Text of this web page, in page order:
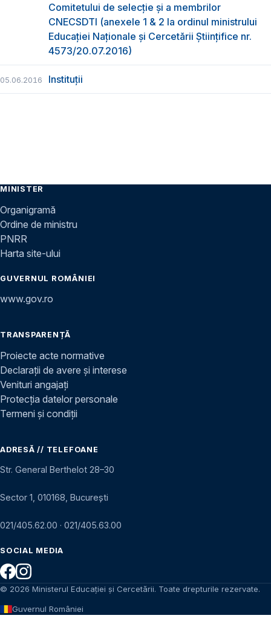
Comitetului de selecţie şi a membrilor
CNECSDTI (anexele 1 & 2 la ordinul ministrului
Educaţiei Naţionale şi Cercetării Ştiinţifice nr.
4573/20.07.2016)
05.06.2016 Instituții
MINISTER
Organigramă
Ordine de ministru
PNRR
Harta site-ului
GUVERNUL ROMÂNIEI
www.gov.ro
TRANSPARENȚĂ
Proiecte acte normative
Declarații de avere și interese
Venituri angajați
Protecția datelor personale
Termeni și condiții
ADRESĂ // TELEFOANE
Str. General Berthelot 28–30
Sector 1, 010168, București
021/405.62.00 · 021/405.63.00
SOCIAL MEDIA
© 2026 Ministerul Educației și Cercetării. Toate drepturile rezervate.
Guvernul României